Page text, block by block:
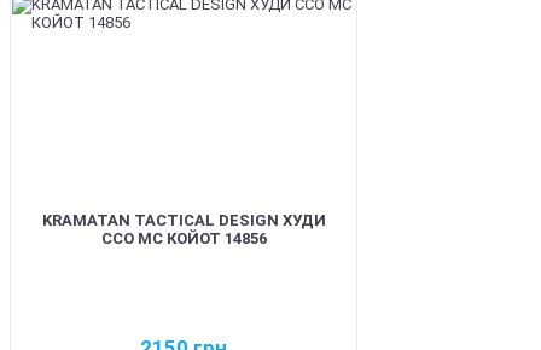
KRAMATAN TACTICAL DESIGN ХУДИ
ССО МС КОЙОТ 14856